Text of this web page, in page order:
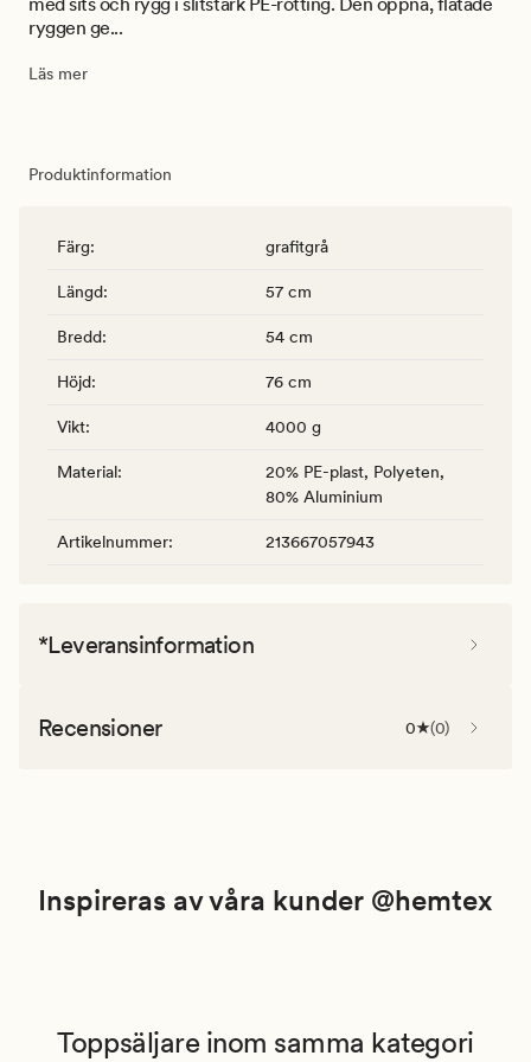
ryggen ge...
Läs mer
Produktinformation
Färg: grafitgrå
Längd: 57 cm
Bredd: 54 cm
Höjd: 76 cm
Vikt: 4000 g
Material:
20% PE-plast, Polyeten,
80% Aluminium
Artikelnummer: 213667057943
*Leveransinformation
Recensioner 0 (0)
Inspireras av våra kunder @hemtex
Toppsäljare inom samma kategori